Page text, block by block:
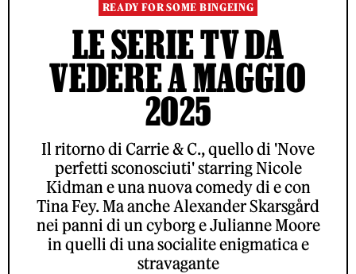
READY FOR SOME BINGEING
LE SERIE TV DA
VEDERE A MAGGIO
2025
Il ritorno di Carrie & C., quello di 'Nove
perfetti sconosciuti' starring Nicole
Kidman e una nuova comedy di e con
Tina Fey. Ma anche Alexander Skarsgård
nei panni di un cyborg e Julianne Moore
in quelli di una socialite enigmatica e
stravagante